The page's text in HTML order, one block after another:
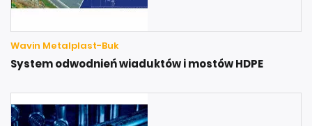
Wavin Metalplast-Buk
System odwodnień wiaduktów i mostów HDPE